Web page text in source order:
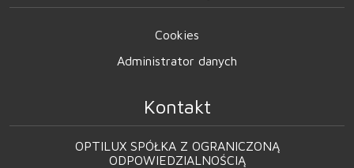
Cookies
Administrator danych
Kontakt
OPTILUX SPÓŁKA Z OGRANICZONĄ
ODPOWIEDZIALNOŚCIĄ